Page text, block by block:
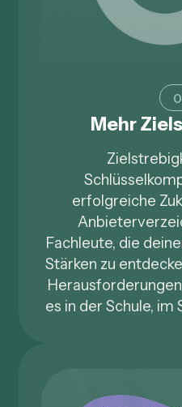
Mehr
erfolgreiche
Fachleute, die
Stärken zu
es in der Schule,